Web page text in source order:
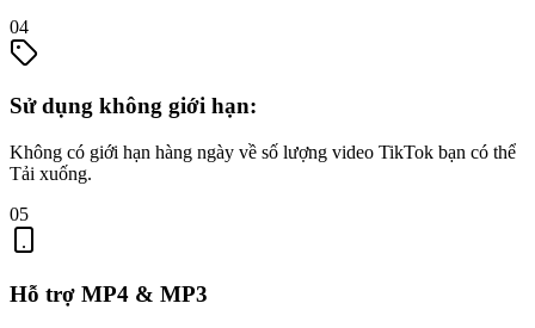
04
Sử dụng không giới hạn:
Không có giới hạn hàng ngày về số lượng video TikTok bạn có thể
Tải xuống.
05
Hỗ trợ MP4 & MP3